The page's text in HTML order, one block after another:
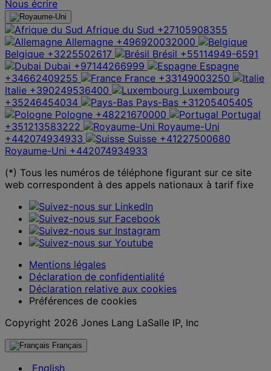
Nous écrire
Afrique du Sud +27105908355
Allemagne +496920032000
Belgique +3225502617 Brésil +55114949-6591
Dubai +97144266999
Espagne
+34662409255
France +33149003250
Italie +390249536400
Luxembourg
+35246454034
Pays-Bas +31205405405
Pologne +48221670000
Portugal
+351213583222
Royaume-Uni
+442074934933
Suisse +41227500680
Royaume-Uni +442074934933
(*) Tous les numéros de téléphone figurant sur ce site
web correspondent à des appels nationaux à tarif fixe
Mentions légales
Déclaration de confidentialité
Déclaration relative aux cookies
Préférences de cookies
Copyright 2026 Jones Lang LaSalle IP, Inc
Français
English